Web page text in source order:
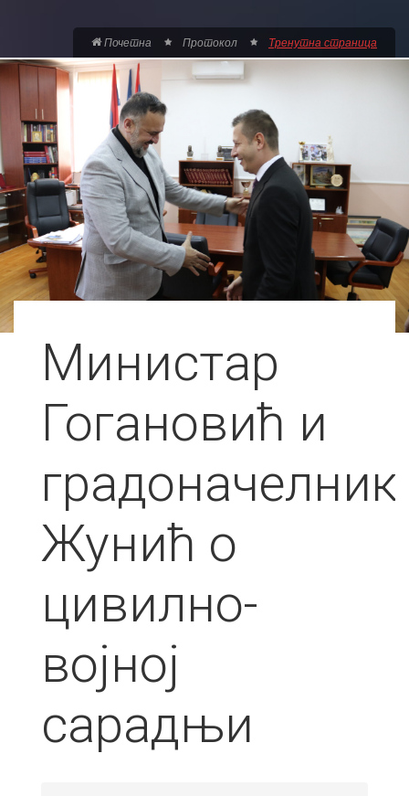
Почетна Протокол Тренутна страница
Министар
Гогановић и
градоначелник
Жунић о
цивилно-
војној
сарадњи